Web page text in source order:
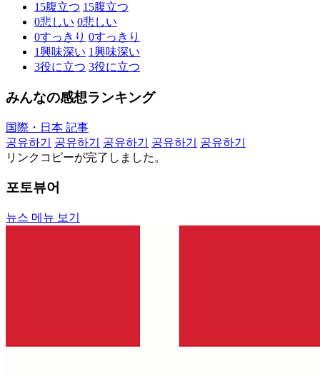
15腹立つ 15腹立つ
0悲しい 0悲しい
0すっきり 0すっきり
1興味深い 1興味深い
3役に立つ 3役に立つ
みんなの感想ランキング
国際・日本 記事
공유하기
공유하기 공유하기 공유하기
공유하기
リンクコピーが完了しました。
포토뷰어
뉴스 메뉴 보기